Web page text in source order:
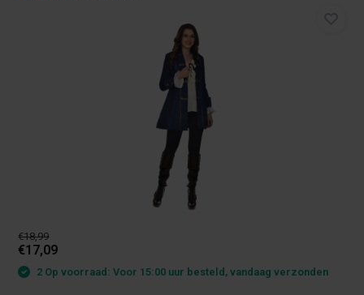
€18,99
€17,09
2 Op voorraad: Voor 15:00 uur besteld, vandaag verzonden